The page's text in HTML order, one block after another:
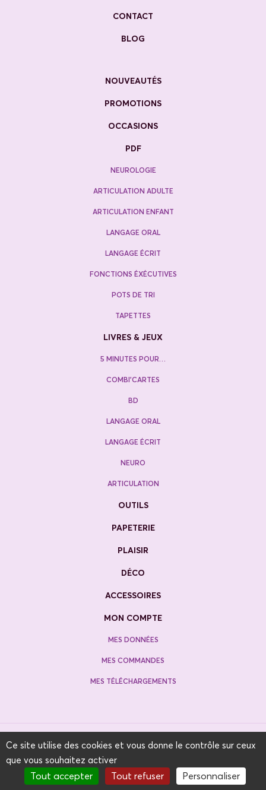
CONTACT
BLOG
NOUVEAUTÉS
PROMOTIONS
OCCASIONS
PDF
NEUROLOGIE
ARTICULATION ADULTE
ARTICULATION ENFANT
LANGAGE ORAL
LANGAGE ÉCRIT
FONCTIONS ÉXÉCUTIVES
POTS DE TRI
TAPETTES
LIVRES & JEUX
5 MINUTES POUR…
COMBI’CARTES
BD
LANGAGE ORAL
LANGAGE ÉCRIT
NEURO
ARTICULATION
OUTILS
PAPETERIE
PLAISIR
DÉCO
ACCESSOIRES
MON COMPTE
MES DONNÉES
MES COMMANDES
MES TÉLÉCHARGEMENTS
J'IMAGINES S.A.S TVA FR12 83 40 73 124
MENTIONS LÉGALES | CONDITIONS GÉNÉRALES DE VENTE| POLITIQUE DE
CONFIDENTIALITÉ
SITE WEB RÉALISÉ PAR
Ce site utilise des cookies et vous donne le contrôle sur ceux
que vous souhaitez activer
Tout accepter Tout refuser Personnaliser